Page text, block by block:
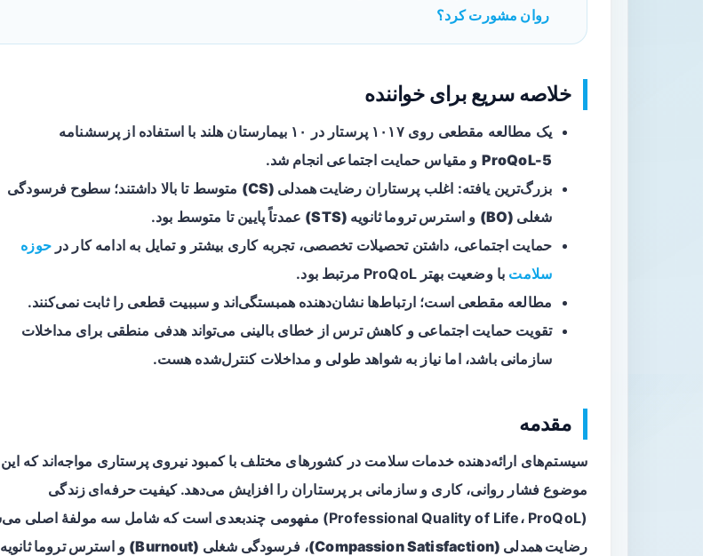
روان مشورت کرد؟
خلاصه سریع برای خواننده
یک مطالعه مقطعی روی ۱۰۱۷ پرستار در ۱۰ بیمارستان هلند با استفاده از پرسشنامه
ProQoL-5 و مقیاس حمایت اجتماعی انجام شد.
بزرگ‌ترین یافته: اغلب پرستاران رضایت همدلی (CS) متوسط تا بالا داشتند؛ سطوح فرسودگی
شغلی (BO)
و استرس تروما ثانویه (STS)
عمدتاً پایین تا متوسط بود.
حمایت اجتماعی، داشتن تحصیلات تخصصی، تجربه کاری بیشتر و تمایل به ادامه کار درحوزه
سلامت با وضعیت بهتر ProQoL مرتبط بود.
مطالعه مقطعی است؛ ارتباط‌ها نشان‌دهنده همبستگی‌اند و سببیت قطعی را ثابت نمی‌کنند.
تقویت حمایت اجتماعی و کاهش ترس از خطای بالینی می‌تواند هدفی منطقی برای مداخلات
سازمانی باشد، اما نیاز به شواهد طولی و مداخلات کنترل‌شده هست.
مقدمه
سیستم‌های ارائه‌دهنده خدمات سلامت در کشورهای مختلف با کمبود نیروی پرستاری مواجه‌اند که این
موضوع فشار روانی، کاری و سازمانی بر پرستاران را افزایش می‌دهد.کیفیت حرفه‌ای زندگی
(Professional Quality of Life، ProQoL) مفهومی چندبعدی است که شامل سه مولفهٔ اصلی می‌شود:
رضایت همدلی (Compassion Satisfaction)
،فرسودگی شغلی (Burnout) واسترس تروما ثانویه